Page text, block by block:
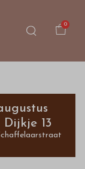
0
13